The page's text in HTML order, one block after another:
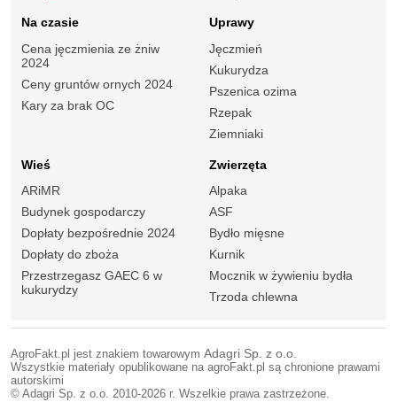
Na czasie
Cena jęczmienia ze żniw
2024
Ceny gruntów ornych 2024
Kary za brak OC
Uprawy
Jęczmień
Kukurydza
Pszenica ozima
Rzepak
Ziemniaki
Wieś
ARiMR
Budynek gospodarczy
Dopłaty bezpośrednie 2024
Dopłaty do zboża
Przestrzegasz GAEC 6 w
kukurydzy
Zwierzęta
Alpaka
ASF
Bydło mięsne
Kurnik
Mocznik w żywieniu bydła
Trzoda chlewna
AgroFakt.pl jest znakiem towarowym Adagri Sp. z o.o.
Wszystkie materiały opublikowane na agroFakt.pl są chronione prawami
autorskimi
© Adagri Sp. z o.o. 2010-2026 r. Wszelkie prawa zastrzeżone.